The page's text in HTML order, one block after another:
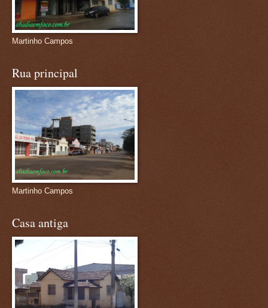
Martinho Campos
Rua principal
Martinho Campos
Casa antiga